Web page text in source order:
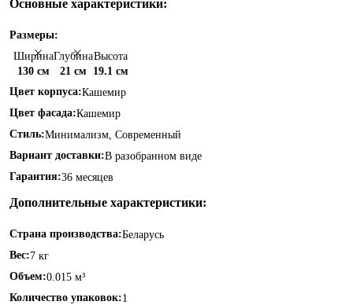
Основные характеристики:
Размеры:
Ширина
130 см
Глубина
21 см
Высота
19.1 см
Цвет корпуса:Кашемир
Цвет фасада:Кашемир
Стиль:Минимализм, Современный
Вариант доставки:В разобранном виде
Гарантия:36 месяцев
Дополнительные характеристики:
Страна производства:Беларусь
Вес:7 кг
Объем:0.015 м³
Количество упаковок:1